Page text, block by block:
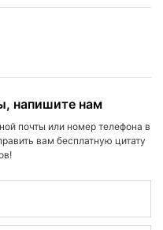
напишите нам
почты или номер телефона в
вам бесплатную цитату